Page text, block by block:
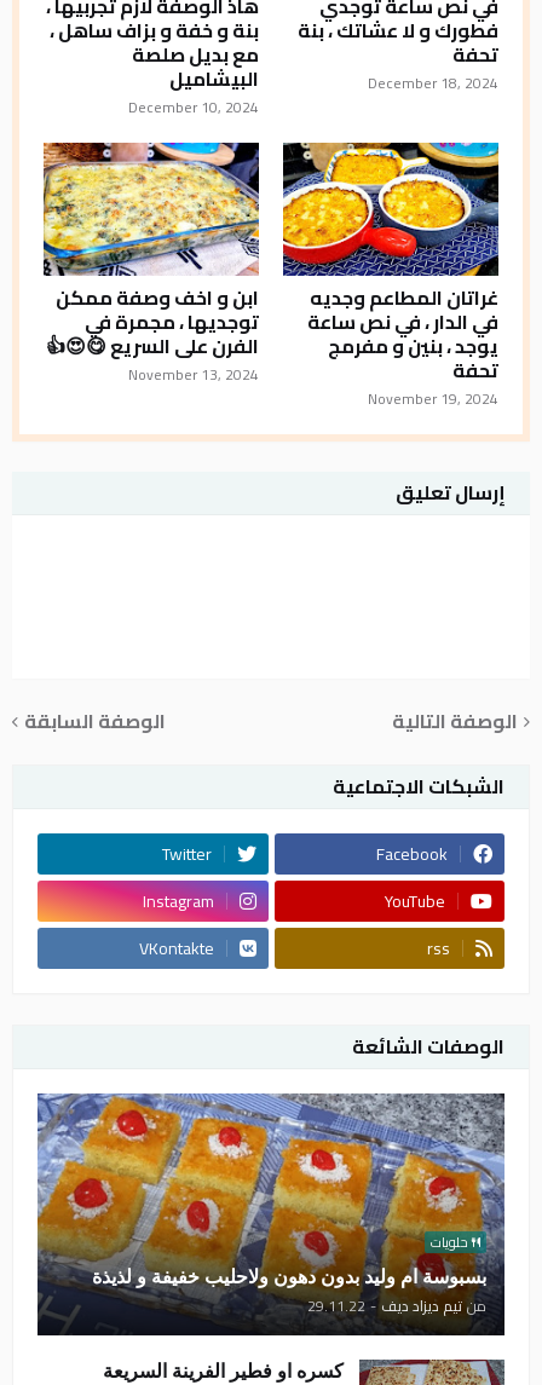
فطورك و لا عشاتك ، بنة
تحفة
December 18, 2024
بنة و خفة و بزاف ساهل ،
مع بديل صلصة
البيشاميل
December 10, 2024
غراتان المطاعم وجديه
في الدار ، في نص ساعة
يوجد ، بنين و مفرمج
تحفة
November 19, 2024
ابن و اخف وصفة ممكن
توجديها ، مجمرة في
الفرن على السريع 😋😍👍
November 13, 2024
إرسال تعليق
الوصفة التالية
الوصفة السابقة
الشبكات الاجتماعية
Facebook
Twitter
YouTube
Instagram
rss
VKontakte
الوصفات الشائعة
حلويات
بسبوسة ام وليد بدون دهون ولاحليب خفيفة و لذيذة
منتيم ديزاد ديف -
29.11.22
كسره او فطير الفرينة السريعة